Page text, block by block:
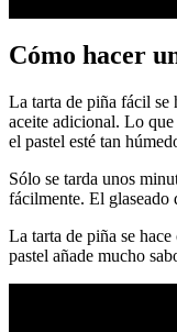
Cómo hacer
La tarta de piña fácil se
aceite adicional. Lo que
el pastel esté tan
Sólo se tarda unos
fácilmente. El glaseado
La tarta de piña se
pastel añade mucho